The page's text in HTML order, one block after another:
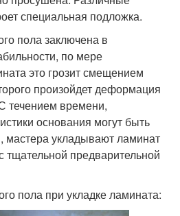
специальная подложка.
пола заключена в
по мере
это грозит смещением
произойдет деформация
течением времени,
основания могут быть
мастера укладывают ламинат
тщательной предварительной
пола при укладке ламината: